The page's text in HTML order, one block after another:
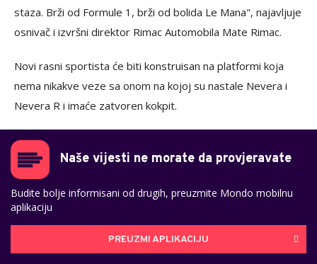
staza. Brži od Formule 1, brži od bolida Le Mana", najavljuje
osnivač i izvršni direktor Rimac Automobila Mate Rimac.
Novi rasni sportista će biti konstruisan na platformi koja
nema nikakve veze sa onom na kojoj su nastale Nevera i
Nevera R i imaće zatvoren kokpit.
Naše vijesti ne morate da provjeravate
Budite bolje informisani od drugih, preuzmite Mondo mobilnu
aplikaciju
PREUZMI APLIKACIJU